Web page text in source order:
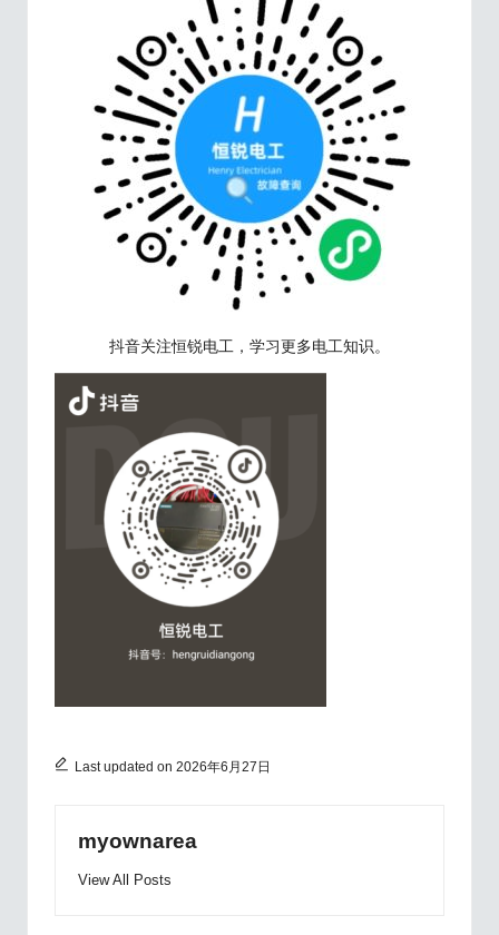
抖音关注恒锐电工，学习更多电工知识。
Last updated on 2026年6月27日
myownarea
View All Posts